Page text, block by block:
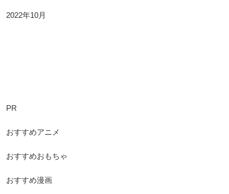
2022年10月
PR
おすすめアニメ
おすすめおもちゃ
おすすめ漫画